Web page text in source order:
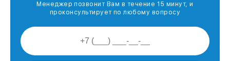
Менеджер позвонит Вам в течение 15 минут, и
проконсультирует по любому вопросу